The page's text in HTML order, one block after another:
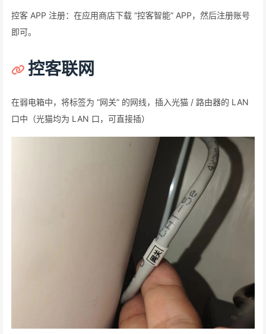
控客 APP 注册：在应用商店下载 “控客智能” APP，然后注册账号
即可。
控客联网
在弱电箱中，将标签为 “网关” 的网线，插入光猫 / 路由器的 LAN
口中（光猫均为 LAN 口，可直接插）